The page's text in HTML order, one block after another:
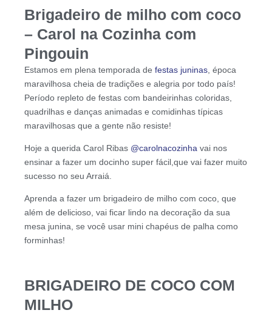
Brigadeiro de milho com coco
– Carol na Cozinha com
Pingouin
Estamos em plena temporada de festas juninas , época
maravilhosa cheia de tradições e alegria por todo país!
Período repleto de festas com bandeirinhas coloridas,
quadrilhas e danças animadas e comidinhas típicas
maravilhosas que a gente não resiste!
Hoje a querida Carol Ribas @carolnacozinha vai nos
ensinar a fazer um docinho super fácil,que vai fazer muito
sucesso no seu Arraiá.
Aprenda a fazer um brigadeiro de milho com coco, que
além de delicioso, vai ficar lindo na decoração da sua
mesa junina, se você usar mini chapéus de palha como
forminhas!
BRIGADEIRO DE COCO COM
MILHO